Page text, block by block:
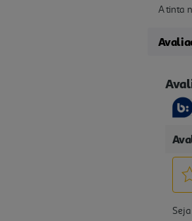
A tinta